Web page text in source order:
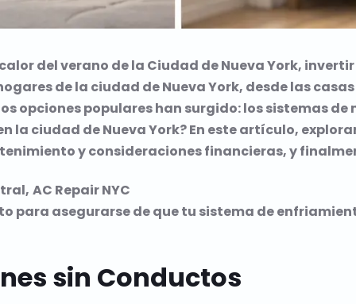
del verano de la Ciudad de Nueva York,
de la ciudad de Nueva York, desde las
opciones populares han surgido: los sistemas
la ciudad de Nueva York? En este artículo,
y consideraciones financieras, y
AC Repair NYC
asegurarse de que tu sistema de
sin Conductos